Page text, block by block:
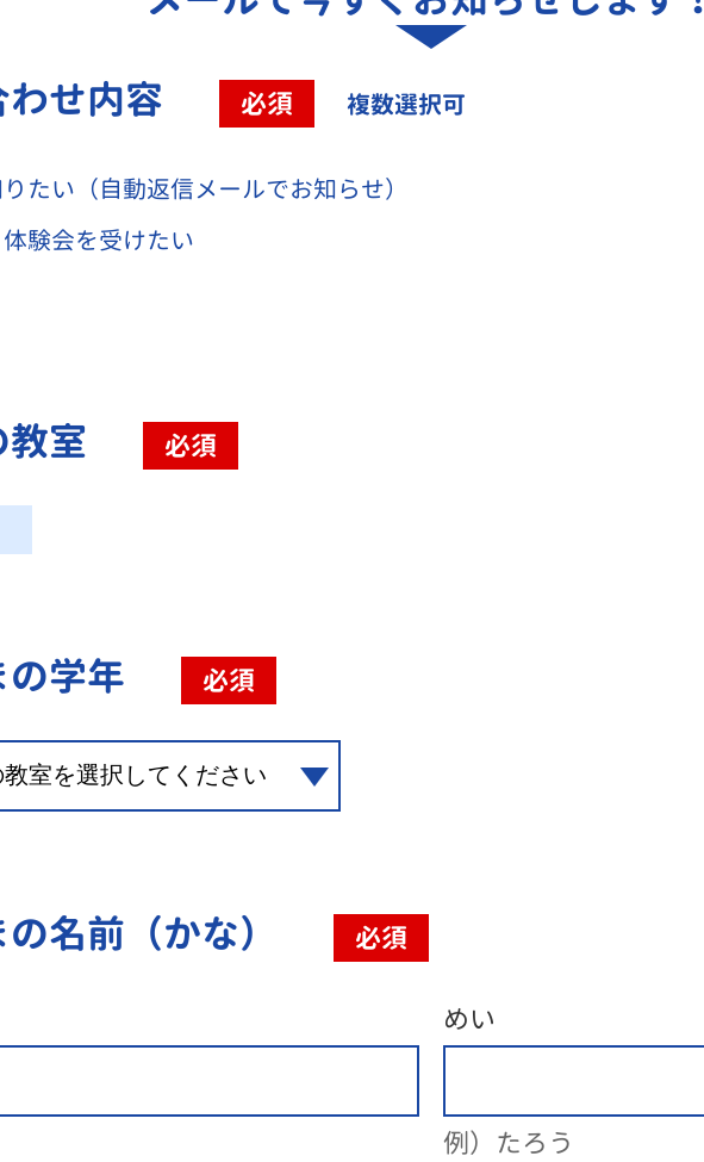
せ内容
必須 複数選択可
たい（自動返信メールでお知らせ）
験会を受けたい
室 必須
学年 必須
名前（かな） 必須
めい
例）たろう